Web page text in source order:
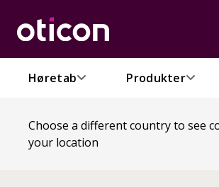
Høretab Produkter
Choose a different country to see
your location